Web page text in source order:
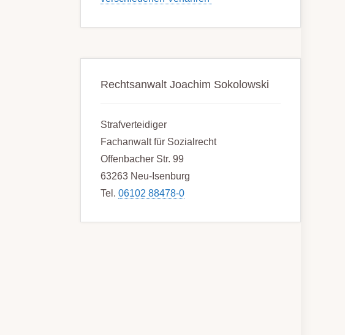
Rechtsanwalt Joachim Sokolowski
Strafverteidiger
Fachanwalt für Sozialrecht
Offenbacher Str. 99
63263 Neu-Isenburg
Tel. 06102 88478-0